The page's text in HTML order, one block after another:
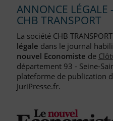
Journaux Habilités (JAL)
Départements pour la
Liste des Greffes
Liste des CCI
FAQ
ANNONCE LÉGALE
CHB TRANSPORT
La société CHB
légale dans le journal
nouvel Economiste de
département 93 - Seine-
plateforme de publication
JuriPresse.fr.